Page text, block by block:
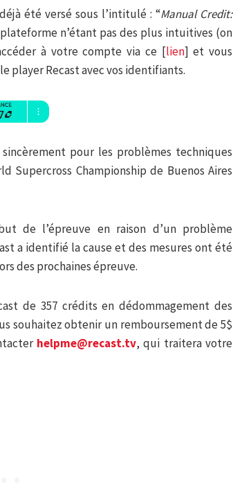
été versé sous l’intitulé : “Manual Credit:
plateforme n’étant pas des plus intuitives (on
à votre compte via ce [lien] et vous
player Recast avec vos identifiants.
sincèrement pour les problèmes techniques
Supercross Championship de Buenos Aires
de l’épreuve en raison d’un problème
a identifié la cause et des mesures ont été
des prochaines épreuve.
de 357 crédits en dédommagement des
souhaitez obtenir un remboursement de 5$
helpme@recast.tv, qui traitera votre